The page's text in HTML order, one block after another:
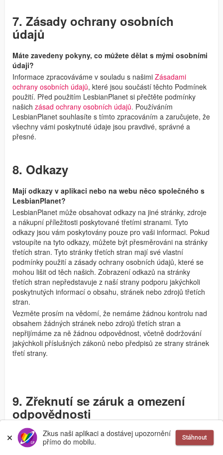
Zkus naši aplikaci a dostávej upozornění
přímo do mobilu.
Stáhnout
7. Zásady ochrany osobních
údajů
Máte zavedeny pokyny, co můžete dělat s mými osobními
údaji?
Informace zpracováváme v souladu s našimi Zásadami
ochrany osobních údajů, které jsou součástí těchto Podmínek
použití. Před použitím LesbianPlanet si přečtěte podmínky
našich zásad ochrany osobních údajů. Používáním
LesbianPlanet souhlasíte s tímto zpracováním a zaručujete, že
všechny vámi poskytnuté údaje jsou pravdivé, správné a
přesné.
8. Odkazy
Mají odkazy v aplikaci nebo na webu něco společného s
LesbianPlanet?
LesbianPlanet může obsahovat odkazy na jiné stránky, zdroje
a nákupní příležitosti poskytované třetími stranami. Tyto
odkazy jsou vám poskytovány pouze pro vaši informaci. Pokud
vstoupíte na tyto odkazy, můžete být přesměrováni na stránky
třetích stran. Tyto stránky třetích stran mají své vlastní
podmínky použití a zásady ochrany osobních údajů, které se
mohou lišit od těch našich. Zobrazení odkazů na stránky
třetích stran nepředstavuje z naší strany podporu jakýchkoli
poskytnutých informací o obsahu, stránek nebo zdrojů třetích
stran.
Vezměte prosím na vědomí, že nemáme žádnou kontrolu nad
obsahem žádných stránek nebo zdrojů třetích stran a
nepřijímáme za ně žádnou odpovědnost, včetně dodržování
jakýchkoli příslušných zákonů nebo předpisů ze strany stránek
třetí strany.
9. Zřeknutí se záruk a omezení
odpovědnosti
Zapomněl jsem tady na pravidla chování a teď mi někdo
vyhrožuje žalobou. Vyřeší to vaši právníci?